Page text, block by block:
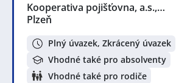
Kooperativa pojišťovna, a.s.,…
Plzeň
Plný úvazek, Zkrácený úvazek
Vhodné také pro absolventy
Vhodné také pro rodiče